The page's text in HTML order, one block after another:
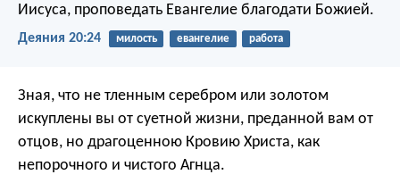
Иисуса, проповедать Евангелие благодати Божией.
Деяния 20:24 милость евангелие работа
Зная, что не тленным серебром или золотом
искуплены вы от суетной жизни, преданной вам от
отцов, но драгоценною Кровию Христа, как
непорочного и чистого Агнца.